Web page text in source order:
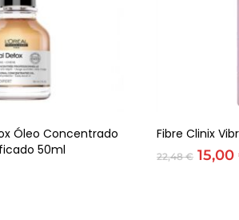
Adicionar
Óleo Concentrado
50ml
Fibre Clinix
22,48€ O
15,00